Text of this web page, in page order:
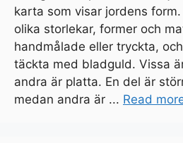
karta som visar jordens
olika storlekar, former och
handmålade eller tryckta,
täckta med bladguld. Vissa
andra är platta. En del är
medan andra är ... Read